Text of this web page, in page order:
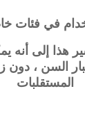
في فئات
هذا إلى أنه
السن ، دون
المستقلبات